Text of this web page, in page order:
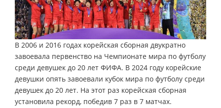
В 2006 и 2016 годах корейская сборная двукратно
завоевала первенство на Чемпионате мира по футболу
среди девушек до 20 лет ФИФА. В 2024 году корейские
девушки опять завоевали кубок мира по футболу среди
девушек до 20 лет. На этот раз корейская сборная
установила рекорд, победив 7 раз в 7 матчах.